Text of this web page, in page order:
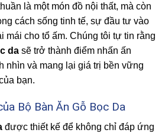
là một món đồ nội thất, mà còn
cách sống tinh tế, sự đầu tư vào
mái cho tổ ấm. Chúng tôi tự tin rằng
da sẽ trở thành điểm nhấn ấn
nhìn và mang lại giá trị bền vững
bạn.
Bộ Bàn Ăn Gỗ Bọc Da
được thiết kế để không chỉ đáp ứng